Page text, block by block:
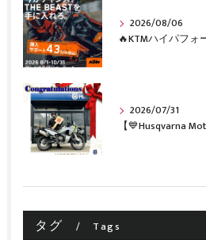
2026/08/06
2026/07/31
タグ Tags